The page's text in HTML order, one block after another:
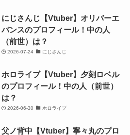
にじさんじ【Vtuber】オリバーエ
バンスのプロフィール！中の人
（前世）は？
2026-07-24 にじさんじ
ホロライブ【Vtuber】夕刻ロベル
のプロフィール！中の人（前世）
は？
2026-06-30 ホロライブ
父ノ背中【Vtuber】寧々丸のプロ